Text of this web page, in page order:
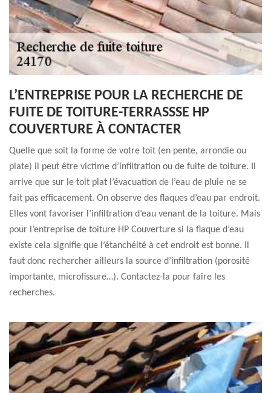
L’ENTREPRISE POUR LA RECHERCHE DE
FUITE DE TOITURE-TERRASSSE HP
COUVERTURE À CONTACTER
Quelle que soit la forme de votre toit (en pente, arrondie ou
plate) il peut être victime d’infiltration ou de fuite de toiture. Il
arrive que sur le toit plat l’évacuation de l’eau de pluie ne se
fait pas efficacement. On observe des flaques d’eau par endroit.
Elles vont favoriser l’infiltration d’eau venant de la toiture. Mais
pour l’entreprise de toiture HP Couverture si la flaque d’eau
existe cela signifie que l’étanchéité à cet endroit est bonne. Il
faut donc rechercher ailleurs la source d’infiltration (porosité
importante, microfissure…). Contactez-la pour faire les
recherches.